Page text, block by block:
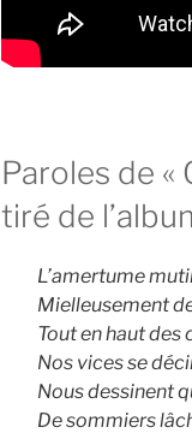
Paroles de «
tiré de
L’amertume
Mielleusement
Tout en haut des
Nos vices se
Nous dessinent
De sommiers